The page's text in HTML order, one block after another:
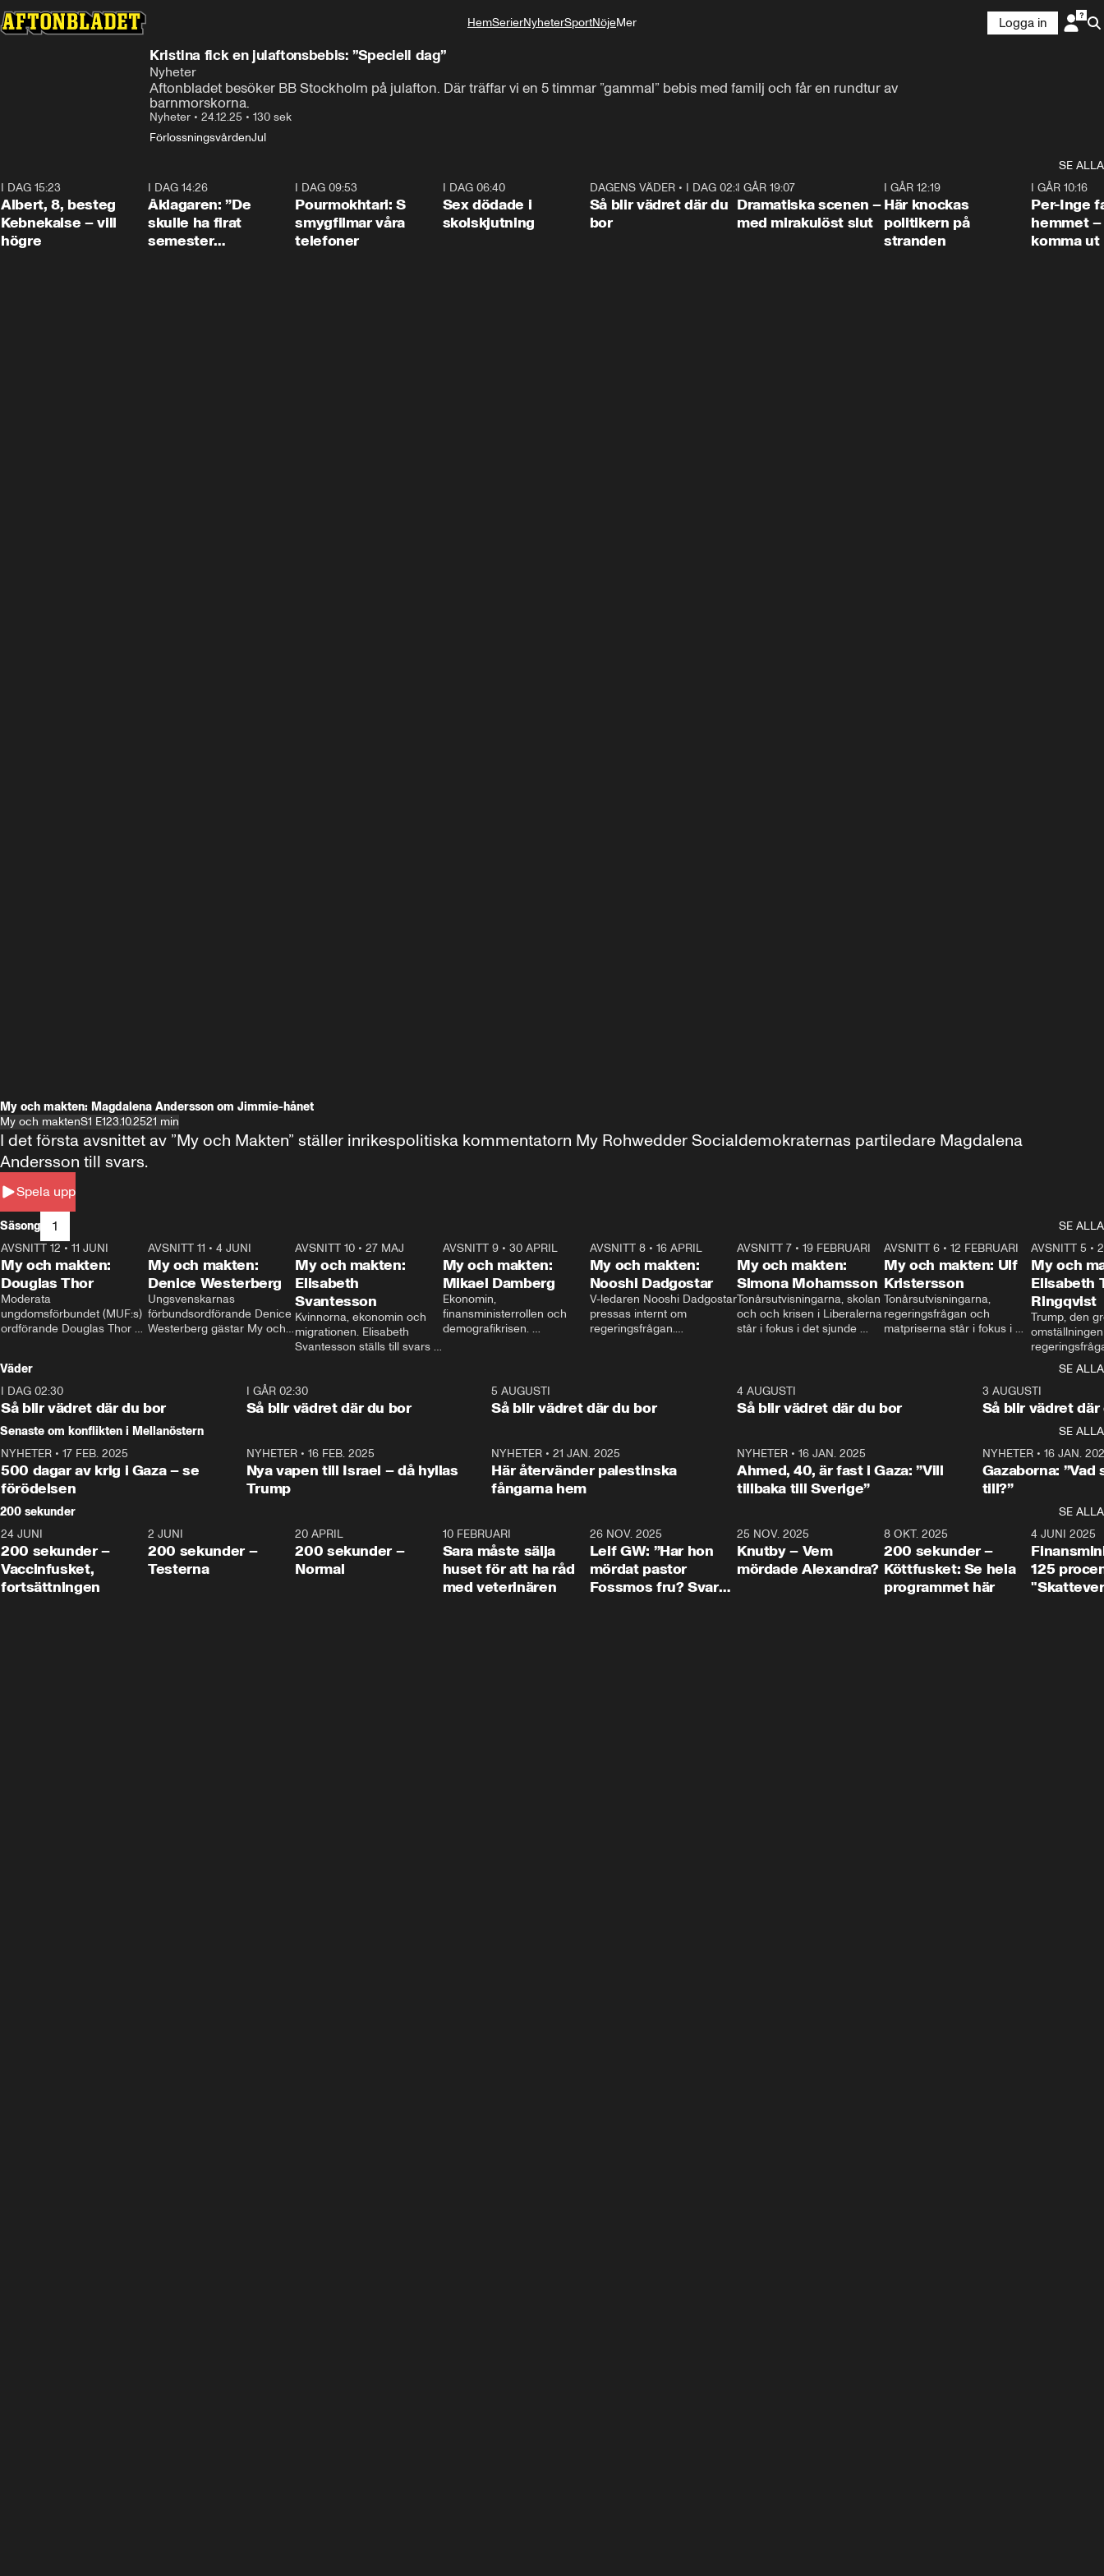
HemSerierNyheterSportNöjeMer
Logga in
Kristina fick en julaftonsbebis: ”Speciell dag”
Nyheter
Aftonbladet besöker BB Stockholm på julafton. Där träffar vi en 5 timmar ”gammal” bebis med familj och får en rundtur av
barnmorskorna.
Nyheter • 24.12.25 • 130 sek
FörlossningsvårdenJul
SE ALLA
I DAG 15:23
Albert, 8, besteg
Kebnekaise – vill
högre
I DAG 14:26
Åklagaren: ”De
skulle ha firat
semester
I DAG 09:53
Pourmokhtari: S
smygfilmar våra
telefoner
I DAG 06:40
Sex dödade i
skolskjutning
1:06
DAGENS VÄDER• I DAG 02:30
Så blir vädret där du
bor
I GÅR 19:07
Dramatiska scenen –
med mirakulöst slut
I GÅR 12:19
Här knockas
politikern på
stranden
I GÅR 10:16
Per-Inge
hemmet
komma ut
My och makten: Magdalena Andersson om Jimmie-hånet
My och maktenS1 E123.10.2521 min
Spela upp
I det första avsnittet av ”My och Makten” ställer inrikespolitiska kommentatorn My Rohwedder Socialdemokraternas partiledare Magdalena
Andersson till svars.
Säsong 1
SE ALLA
26:27
AVSNITT 12 • 11 JUNI
My och makten:
Douglas Thor
Moderata
ungdomsförbundet (MUF:s)
ordförande Douglas Thor
tonårsutvisningarna och hur
Moderaterna ska locka
väljare till valet i höst.
23:40
AVSNITT 11 •4 JUNI
My och makten:
Denice Westerberg
Ungsvenskarnas
förbundsordförande Denice
Westerberg gästar My och
AVSNITT 10 •27 MAJ
My och makten:
Elisabeth
Svantesson
Kvinnorna, ekonomin och
migrationen. Elisabeth
Svantesson ställs till svars
AVSNITT 9• 30 APRIL
My och makten:
Mikael Damberg
Ekonomin,
finansministerrollen och
demografikrisen.
och Makten.
AVSNITT 8• 16 APRIL
My och makten:
Nooshi Dadgostar
V-ledaren Nooshi Dadgostar
pressas internt om
regeringsfrågan.
– Vi ställer upp i val. Ska vi
vara med så sitter vi förstås
24:30
AVSNITT 7• 19 FEBRUARI
My och makten:
Simona Mohamsson
Tonårsutvisningarna, skolan
och och krisen i Liberalerna
står i fokus i det sjunde
kommentator My
Rohwedder ställer
utbildnings- och
Mohamsson till svars.
27:30
AVSNITT 6 •12 FEBRUARI
My och makten: Ulf
Kristersson
Tonårsutvisningarna,
regeringsfrågan och
matpriserna står i fokus i
Rohwedder ställer
statsminister Ulf Kristersson
AVSNITT 5 •
My och
Elisabeth
Ringqvist
Trump, den
centrum i
avsnittet av
Makten”. Se
Aftonbladets
Rohwedder
Thand Ring
Väder
SE ALLA
I DAG 02:30
Så blir vädret där du bor
1:06
I GÅR 02:30
Så blir vädret där du bor
5 AUGUSTI
Så blir vädret där du bor
4 AUGUSTI
Så blir vädret där du bor
3 AUGUSTI
Så blir vädret där
Senaste om konflikten i Mellanöstern
SE ALLA
NYHETER • 17 FEB. 2025
500 dagar av krig i Gaza – se
förödelsen
NYHETER• 16 FEB. 2025
Nya vapen till Israel – då hyllas
Trump
NYHETER •21 JAN. 2025
Här återvänder palestinska
fångarna hem
NYHETER• 16 JAN. 2025
Ahmed, 40, är fast i Gaza: ”Vill
tillbaka till Sverige”
NYHETER• 16 JAN.
Gazaborna:
till?”
200 sekunder
SE ALLA
5:00
24 JUNI
200 sekunder –
Vaccinfusket,
fortsättningen
4:23
2 JUNI
200 sekunder –
Testerna
20 APRIL
200 sekunder –
Normal
10 FEBRUARI
Sara måste sälja
huset för att ha råd
med veterinären
26 NOV. 2025
Leif GW: ”Har hon
mördat pastor
Fossmos fru? Svar
31:05
25 NOV. 2025
Knutby – Vem
mördade Alexandra?
4:29
8 OKT. 2025
200 sekunder –
Köttfusket: Se hela
programmet här
4 JUNI 2025
125